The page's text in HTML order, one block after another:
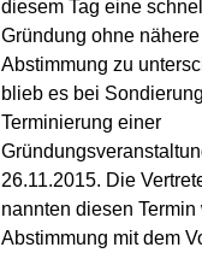
diesem Tag eine
Gründung ohne
Abstimmung zu
blieb es bei
Terminierung einer
26.11.2015. Die
nannten diesen Termin
Abstimmung mit dem